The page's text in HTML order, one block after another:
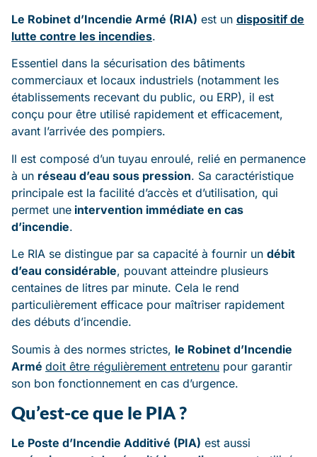
Le Robinet d’Incendie Armé (RIA) est un dispositif de
lutte contre les incendies.
Essentiel dans la sécurisation des bâtiments
commerciaux et locaux industriels (notamment les
établissements recevant du public, ou ERP), il est
conçu pour être utilisé rapidement et efficacement,
avant l’arrivée des pompiers.
Il est composé d’un tuyau enroulé, relié en permanence
à un réseau d’eau sous pression. Sa caractéristique
principale est la facilité d’accès et d’utilisation, qui
permet une intervention immédiate en cas
d’incendie.
Le RIA se distingue par sa capacité à fournir un débit
d’eau considérable, pouvant atteindre plusieurs
centaines de litres par minute. Cela le rend
particulièrement efficace pour maîtriser rapidement
des débuts d’incendie.
Soumis à des normes strictes, le Robinet d’Incendie
Armé doit être régulièrement entretenu pour garantir
son bon fonctionnement en cas d’urgence.
Qu’est-ce que le PIA ?
Le Poste d’Incendie Additivé (PIA) est aussi